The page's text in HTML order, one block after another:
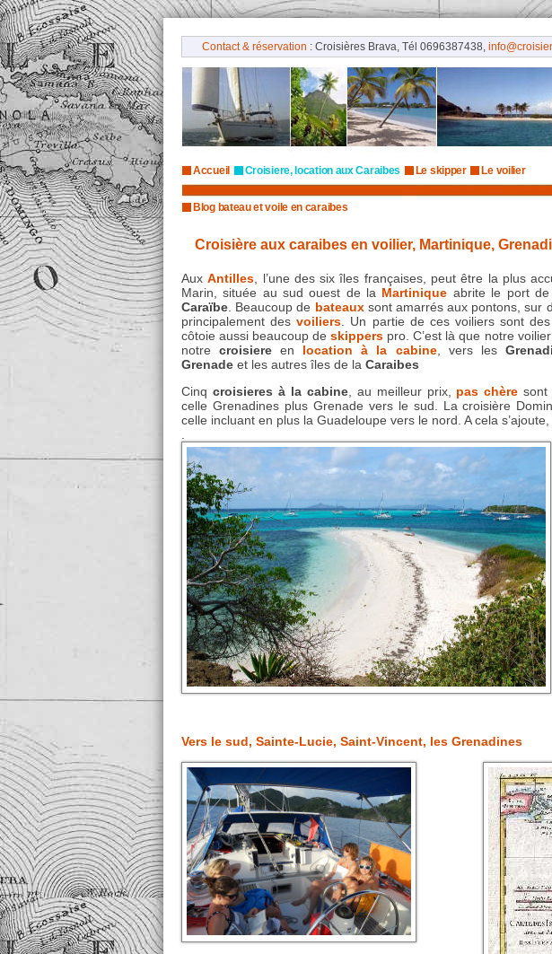
Contact & réservation : Croisières Brava, Tél 0696387438,
Accueil Croisiere, location aux Caraibes Le skipper Le voilier
Blog bateau et voile en caraibes
Croisière aux caraibes en voilier, Martinique,
AuxAntilles , l’une des six îles françaises, peut être la plus
Marin, située au sud ouest de la Martinique abrite le port
Caraïbe . Beaucoup de bateauxsont amarrés aux pontons, sur
principalement desvoiliers . Un partie de ces voiliers sont
côtoie aussi beaucoup deskippers pro. C’est là que notre
notrecroisiere en location à la cabine, vers les
Grenade et les autres îles de la Caraibes
Cinq croisieres à la cabine, au meilleur prix, pas chère sont
celle Grenadines plus Grenade vers le sud. La croisière
celle incluant en plus la Guadeloupe vers le nord. A cela
.
Vers le sud, Sainte-Lucie, Saint-Vincent, les Grenadines